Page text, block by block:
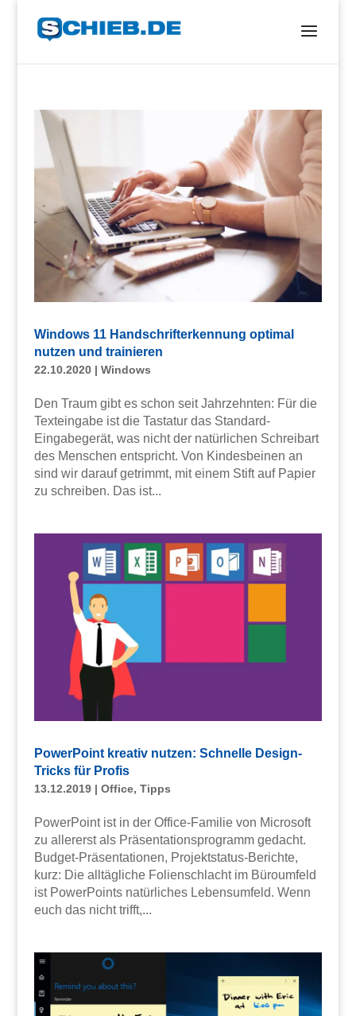
Windows 11 Handschrifterkennung optimal
nutzen und trainieren
22.10.2020| Windows
Den Traum gibt es schon seit Jahrzehnten: Für die
Texteingabe ist die Tastatur das Standard-
Eingabegerät, was nicht der natürlichen Schreibart
des Menschen entspricht. Von Kindesbeinen an
sind wir darauf getrimmt, mit einem Stift auf Papier
zu schreiben. Das ist...
PowerPoint kreativ nutzen: Schnelle Design-
Tricks für Profis
13.12.2019| Office, Tipps
PowerPoint ist in der Office-Familie von Microsoft
zu allererst als Präsentationsprogramm gedacht.
Budget-Präsentationen, Projektstatus-Berichte,
kurz: Die alltägliche Folienschlacht im Büroumfeld
ist PowerPoints natürliches Lebensumfeld. Wenn
euch das nicht trifft,...